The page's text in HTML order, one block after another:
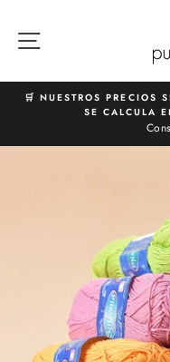
directamente
🛒 NUESTROS PRECIOS
SE CALCULA